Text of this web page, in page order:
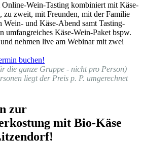
Online-Wein-Tasting kombiniert mit Käse-
zu zweit, mit Freunden, mit der Familie
Wein- und Käse-Abend samt Tasting-
umfangreiches Käse-Wein-Paket bspw.
nehmen live am Webinar mit zwei
buchen!
die ganze Gruppe - nicht pro Person)
liegt der Preis p. P. umgerechnet
zur
mit Bio-Käse